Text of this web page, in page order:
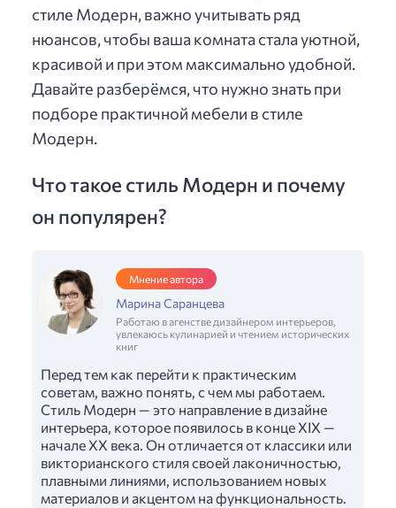
стиле Модерн, важно учитывать ряд
нюансов, чтобы ваша комната стала уютной,
красивой и при этом максимально удобной.
Давайте разберёмся, что нужно знать при
подборе практичной мебели в стиле
Модерн.
Что такое стиль Модерн и почему
он популярен?
Мнение автора
Марина Саранцева
Работаю в агенстве дизайнером интерьеров,
увлекаюсь кулинарией и чтением исторических
книг
Перед тем как перейти к практическим
советам, важно понять, с чем мы работаем.
Стиль Модерн — это направление в дизайне
интерьера, которое появилось в конце XIX —
начале XX века. Он отличается от классики или
викторианского стиля своей лаконичностью,
плавными линиями, использованием новых
материалов и акцентом на функциональность.